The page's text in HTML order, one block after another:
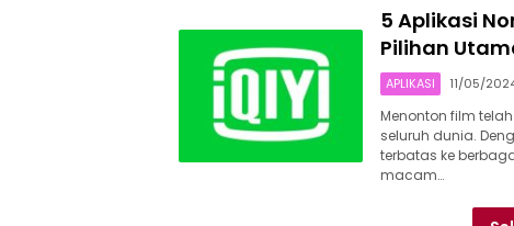
5 Aplikasi
Pilihan
APLIKASI 11/05/
Menonton film
seluruh dunia.
terbatas ke
macam…